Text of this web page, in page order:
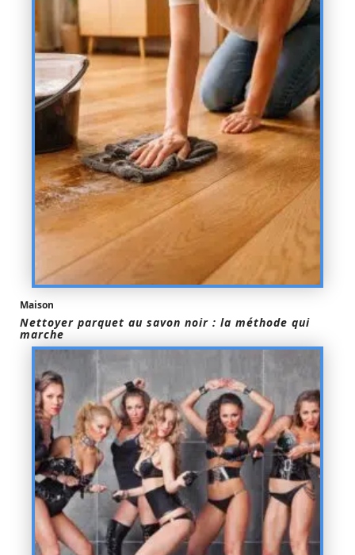
Maison
Nettoyer parquet au savon noir : la méthode qui
marche